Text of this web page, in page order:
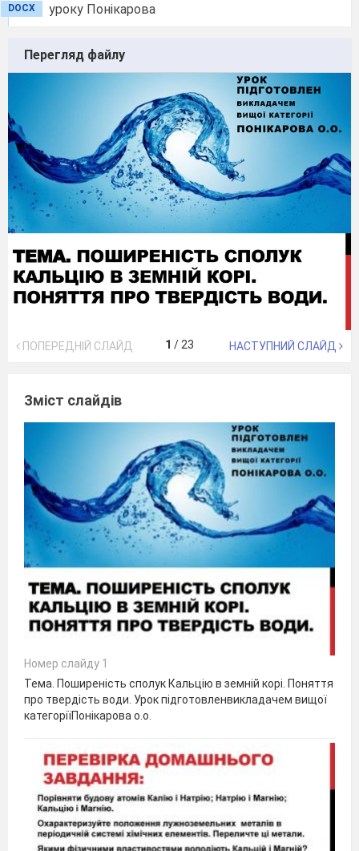
уроку Понікарова
DOCX
Перегляд файлу
ПОПЕРЕДНІЙ СЛАЙД 1 / 23 НАСТУПНИЙ СЛАЙД
Зміст слайдів
Номер слайду 1
Тема. Поширеність сполук Кальцію в земній корі. Поняття
про твердість води. Урок підготовленвикладачем вищої
категоріїПонікарова о.о.